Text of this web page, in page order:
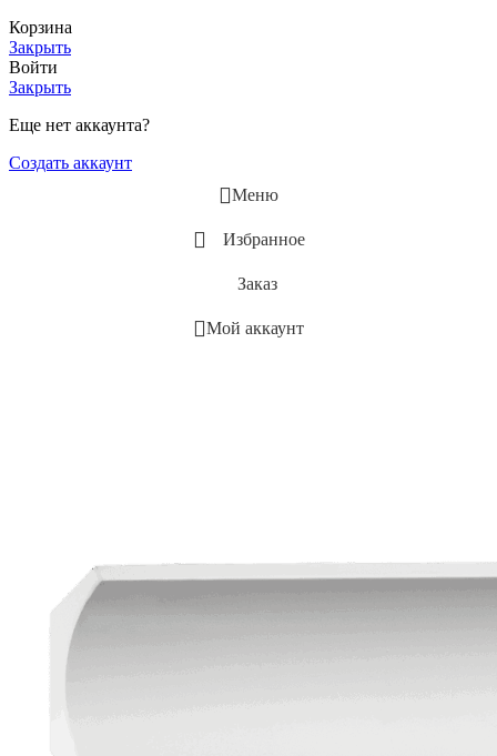
Корзина
Закрыть
Войти
Закрыть
Еще нет аккаунта?
Создать аккаунт
Меню
Избранное
Заказ
Мой аккаунт